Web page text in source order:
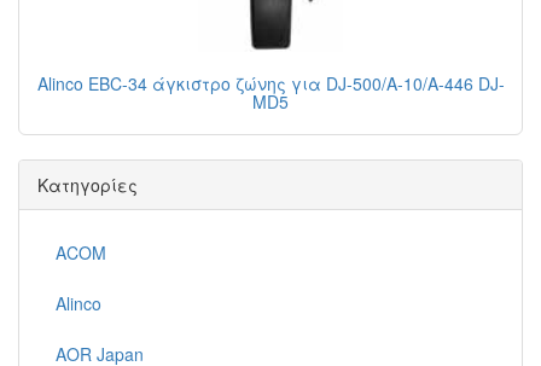
Alinco EBC-34 άγκιστρο ζώνης για DJ-500/A-10/A-446 DJ-
MD5
Κατηγορίες
ACOM
Alinco
AOR Japan